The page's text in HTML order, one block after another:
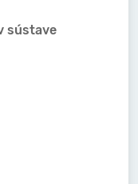
sústave